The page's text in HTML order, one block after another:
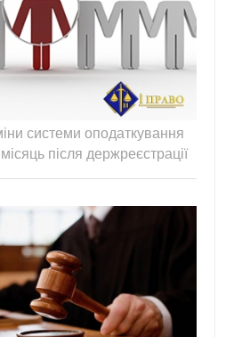
системи оподаткування
після держреєстрації